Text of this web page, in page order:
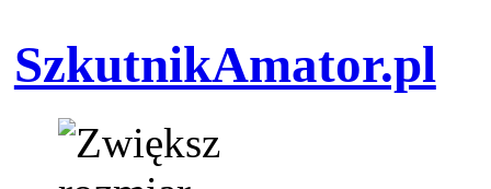
SzkutnikAmator.pl